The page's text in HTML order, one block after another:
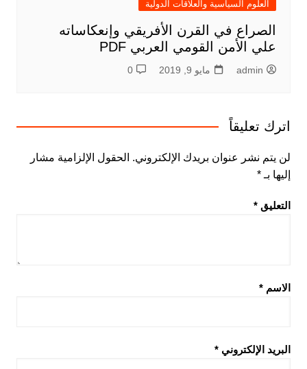
العلوم السياسية والعلاقات الدولية
الصراع في القرن الأفريقي وإنعكاساته
علي الأمن القومي العربي PDF
admin مايو 9, 2019 0
اترك تعليقاً
لن يتم نشر عنوان بريدك الإلكتروني. الحقول الإلزامية مشار
إليها بـ *
التعليق *
الاسم *
البريد الإلكتروني *